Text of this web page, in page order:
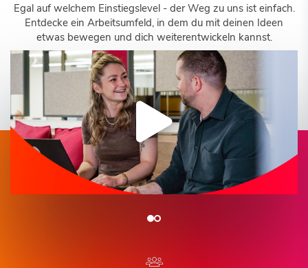
Egal auf welchem Einstiegslevel - der Weg zu uns ist einfach.
Entdecke ein Arbeitsumfeld, in dem du mit deinen Ideen
etwas bewegen und dich weiterentwickeln kannst.